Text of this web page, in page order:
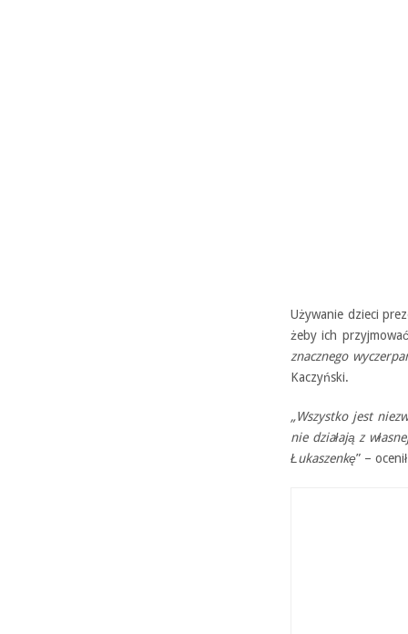
Używanie dzieci
żeby ich
znacznego
Kaczyński.
„Wszystko jest
nie działają z
Łukaszenkę” –